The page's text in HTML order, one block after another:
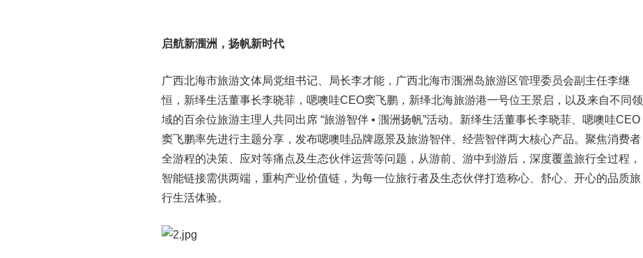
启航新涠洲，扬帆新时代
广西北海市旅游文体局党组书记、局长李才能，广西北海市涠洲岛旅游区管理委员会副主任李继
恒，新绎生活董事长李晓菲，嗯噢哇CEO窦飞鹏，新绎北海旅游港一号位王景启，以及来自不同领
域的百余位旅游主理人共同出席 “旅游智伴 • 涠洲扬帆”活动。新绎生活董事长李晓菲、嗯噢哇CEO
窦飞鹏率先进行主题分享，发布嗯噢哇品牌愿景及旅游智伴、经营智伴两大核心产品。聚焦消费者
全游程的决策、应对等痛点及生态伙伴运营等问题，从游前、游中到游后，深度覆盖旅行全过程，
智能链接需供两端，重构产业价值链，为每一位旅行者及生态伙伴打造称心、舒心、开心的品质旅
行生活体验。